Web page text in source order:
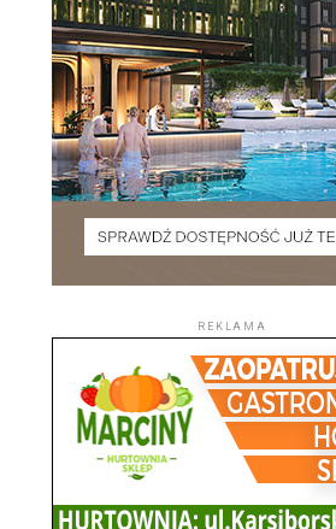
REKLAMA